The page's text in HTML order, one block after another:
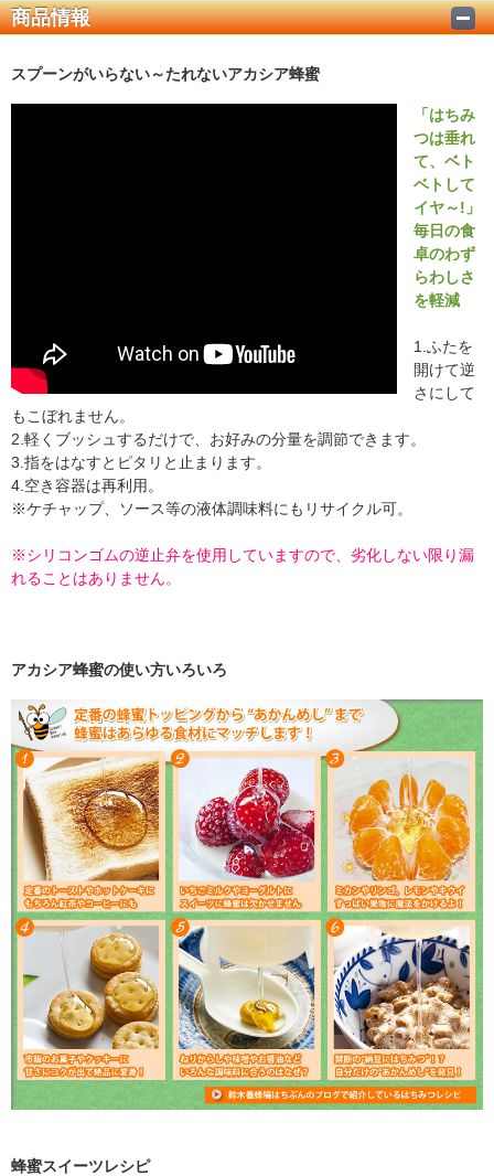
商品情報
スプーンがいらない～たれないアカシア蜂蜜
「はちみ
つは垂れ
て、ベト
ベトして
イヤ～!」
毎日の食
卓のわず
らわしさ
を軽減
1.ふたを
開けて逆
さにして
もこぼれません。
2.軽くブッシュするだけで、お好みの分量を調節できます。
3.指をはなすとピタリと止まります。
4.空き容器は再利用。
※ケチャップ、ソース等の液体調味料にもリサイクル可。
※シリコンゴムの逆止弁を使用していますので、劣化しない限り漏
れることはありません。
アカシア蜂蜜の使い方いろいろ
蜂蜜スイーツレシピ